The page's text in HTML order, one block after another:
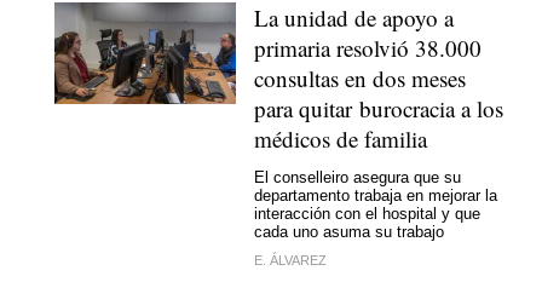
La unidad de apoyo a
primaria resolvió 38.000
consultas en dos meses
para quitar burocracia a los
médicos de familia
El conselleiro asegura que su
departamento trabaja en mejorar la
interacción con el hospital y que
cada uno asuma su trabajo
E. ÁLVAREZ